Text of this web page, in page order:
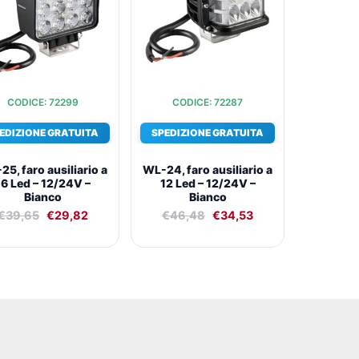
CODICE: 72299
GRATUITA
faro ausiliario a
Led – 12/24V –
Bianco
39,65 €29,82
CODICE: 72287
SPEDIZIONE GRATUITA
WL-24, faro ausiliario a
12 Led – 12/24V –
Bianco
€46,48 €34,53